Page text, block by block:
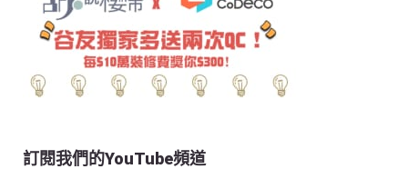
訂閱我們的YouTube頻道